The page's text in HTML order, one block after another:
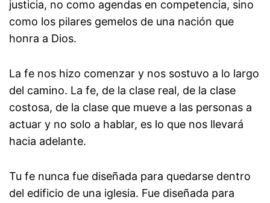
justicia, no como agendas en competencia, sino
como los pilares gemelos de una nación que
honra a Dios.
La fe nos hizo comenzar y nos sostuvo a lo largo
del camino. La fe, de la clase real, de la clase
costosa, de la clase que mueve a las personas a
actuar y no solo a hablar, es lo que nos llevará
hacia adelante.
Tu fe nunca fue diseñada para quedarse dentro
del edificio de una iglesia. Fue diseñada para